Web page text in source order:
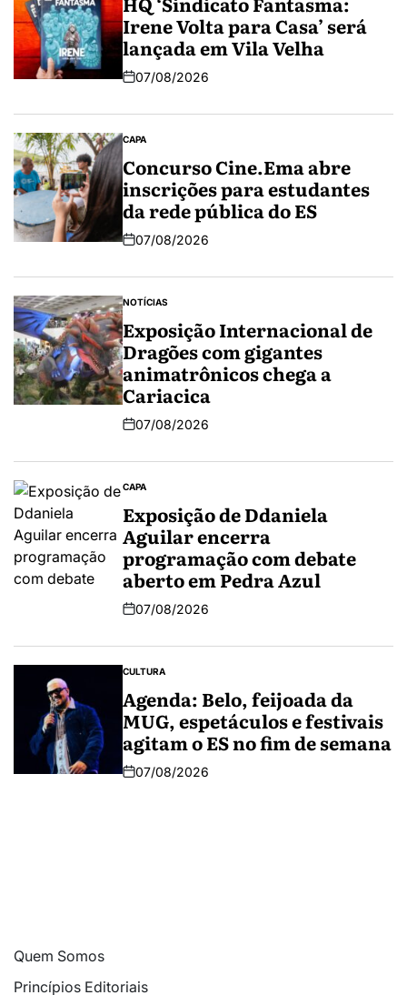
Irene Volta para Casa’ será
lançada em Vila Velha
07/08/2026
CAPA
Concurso Cine.Ema abre
inscrições para estudantes
da rede pública do ES
07/08/2026
NOTÍCIAS
Exposição Internacional de
Dragões com gigantes
animatrônicos chega a
Cariacica
07/08/2026
CAPA
Exposição de Ddaniela
Aguilar encerra
programação com debate
aberto em Pedra Azul
07/08/2026
CULTURA
Agenda: Belo, feijoada da
MUG, espetáculos e festivais
agitam o ES no fim de semana
07/08/2026
Quem Somos
Princípios Editoriais